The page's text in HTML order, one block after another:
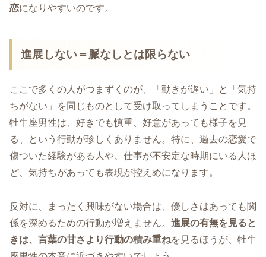
恋になりやすいのです。
進展しない＝脈なしとは限らない
ここで多くの人がつまずくのが、「動きが遅い」と「気持
ちがない」を同じものとして受け取ってしまうことです。
牡牛座男性は、好きでも慎重、好意があっても様子を見
る、という行動が珍しくありません。特に、過去の恋愛で
傷ついた経験がある人や、仕事が不安定な時期にいる人ほ
ど、気持ちがあっても表現が控えめになります。
反対に、まったく興味がない場合は、優しさはあっても関
係を深めるための行動が増えません。 進展の有無を見ると
きは、言葉の甘さより行動の積み重ねを見るほうが、牡牛